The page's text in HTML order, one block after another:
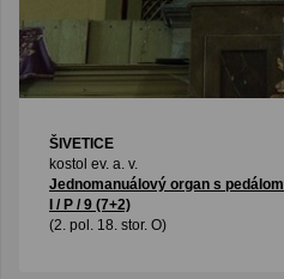
ŠIVETICE
kostol ev. a. v.
Jednomanuálový organ s pedálom
I / P / 9 (7+2)
(2. pol. 18. stor. O)